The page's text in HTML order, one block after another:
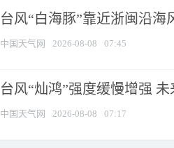
台风“白海豚”靠近浙闽沿
中国天气网 2026-08-08 07:45
台风“灿鸿”强度缓慢增强
中国天气网 2026-08-08 07:17